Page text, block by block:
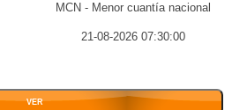
MCN - Menor cuantía nacional
21-08-2026 07:30:00
VER